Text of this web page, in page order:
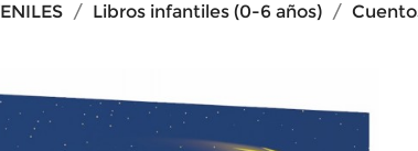
Libros infantiles (0-6 años)